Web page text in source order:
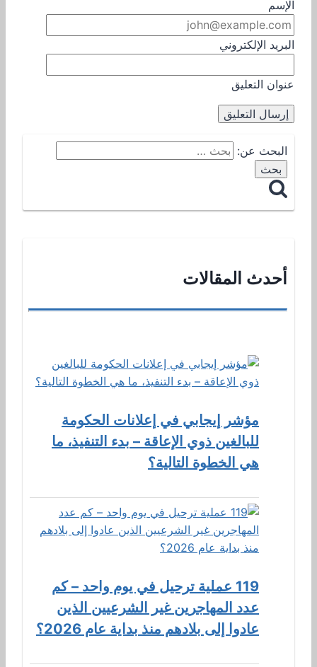
الإسم
البريد الإلكتروني
عنوان التعليق
البحث عن:
أحدث المقالات
مؤشر إيجابي في إعلانات الحكومة
للبالغين ذوي الإعاقة – بدء التنفيذ، ما
هي الخطوة التالية؟
119 عملية ترحيل في يوم واحد – كم
عدد المهاجرين غير الشرعيين الذين
عادوا إلى بلادهم منذ بداية عام 2026؟